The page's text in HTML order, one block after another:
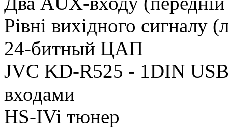
Рівні вихідного сигналу
24-битный ЦАП
JVC KD-R525 - 1DIN
входами
HS-IVi тюнер